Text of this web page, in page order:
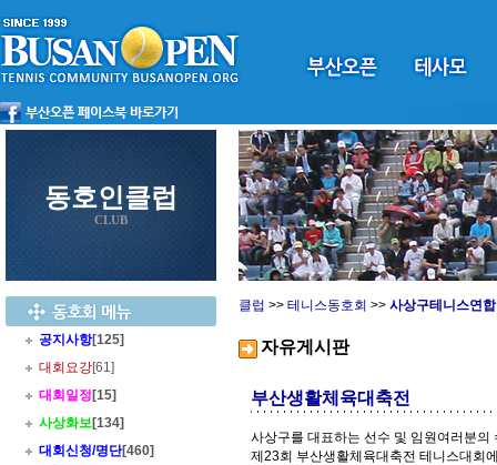
동호인클럽
CLUB
공지사항[125]
대회요강[61]
대회일정 [15]
사상화보[134]
대회신청/명단[460]
클럽 >> 테니스동호회 >> 사상구테니스연
자유게시판
부산생활체육대축전
사상구를 대표하는 선수 및 임원여러분의
제23회 부산생활체육대축전 테니스대회